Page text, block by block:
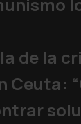
de la
Ceuta: